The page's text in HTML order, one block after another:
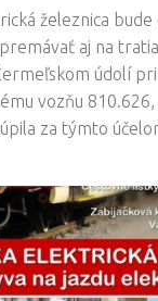
železnica
aj na
údolí pri
vozňu
za týmto